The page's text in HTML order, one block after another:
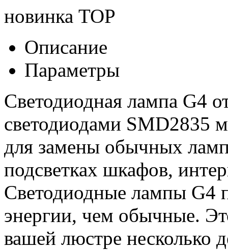
новинка TOP
Описание
Параметры
Светодиодная лампа G4
светодиодами SMD2835
для замены обычных
подсветках шкафов,
Светодиодные лампы G4
энергии, чем обычные.
вашей люстре несколько